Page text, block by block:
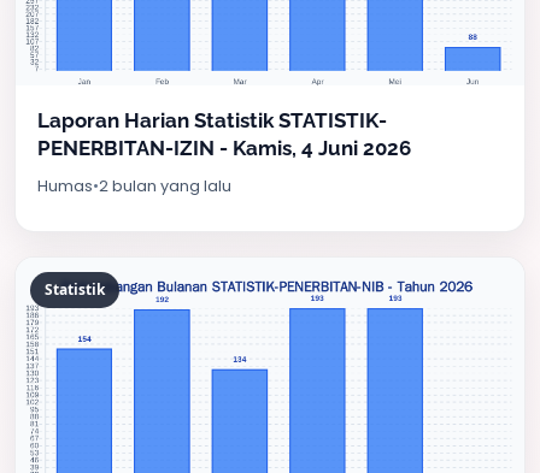
Laporan Harian Statistik STATISTIK-
PENERBITAN-IZIN - Kamis, 4 Juni 2026
Humas•2 bulan yang lalu
Statistik